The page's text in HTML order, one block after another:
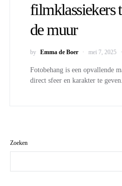
filmklassiekers
de muur
by Emma de Boer mei 7, 2025
Fotobehang is een opvallende
direct sfeer en karakter te
Zoeken